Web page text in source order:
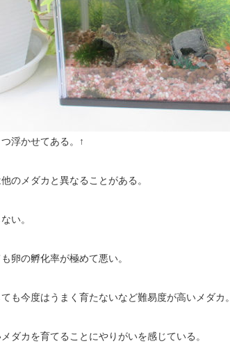
浮かせてある。↑
のメダカと異なることがある。
い。
卵の孵化率が極めて悪い。
も今度はうまく育たないなど難易度が高いメダカ。
ダカを育てることにやりがいを感じている。